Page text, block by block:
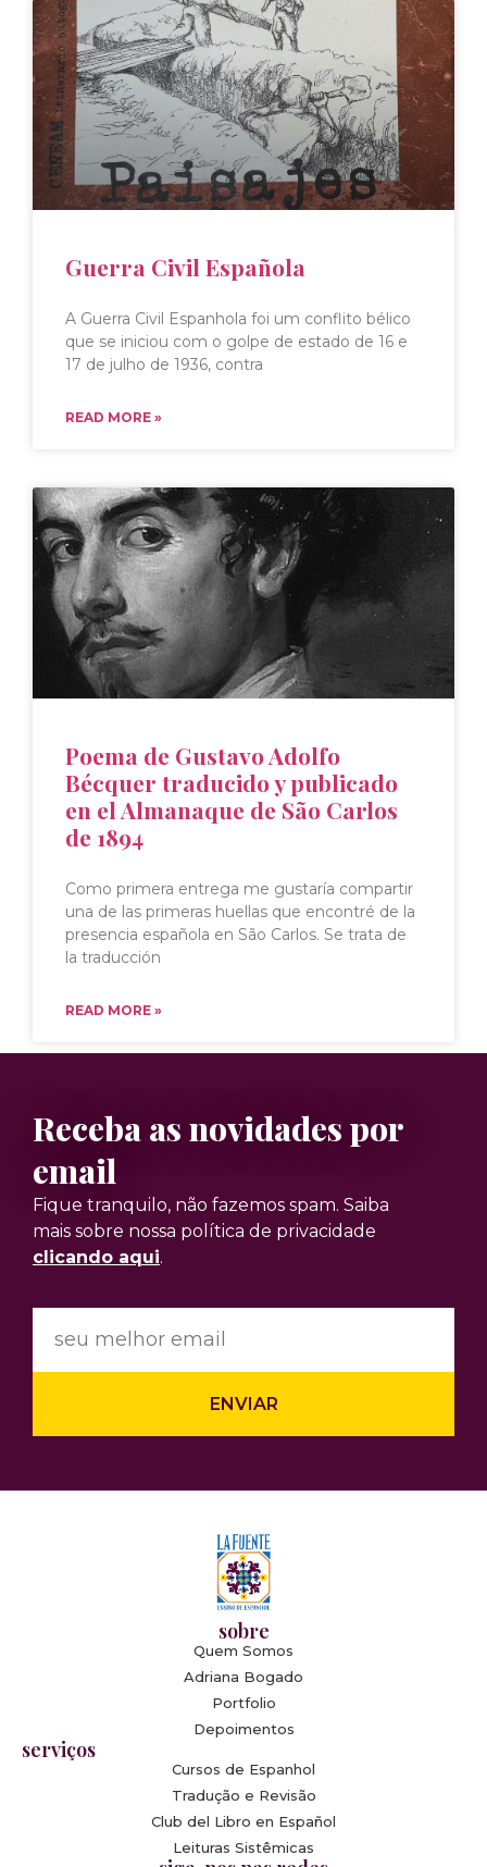
Guerra Civil Española
A Guerra Civil Espanhola foi um conflito bélico
que se iniciou com o golpe de estado de 16 e
17 de julho de 1936, contra
READ MORE »
Poema de Gustavo Adolfo
Bécquer traducido y publicado
en el Almanaque de São Carlos
de 1894
Como primera entrega me gustaría compartir
una de las primeras huellas que encontré de la
presencia española en São Carlos. Se trata de
la traducción
READ MORE »
Receba as novidades por
email
Fique tranquilo, não fazemos spam. Saiba
mais sobre nossa política de privacidade
clicando aqui.
ENVIAR
sobre
Quem Somos
Adriana Bogado
Portfolio
Depoimentos
serviços
Cursos de Espanhol
Tradução e Revisão
Club del Libro en Español
Leituras Sistêmicas